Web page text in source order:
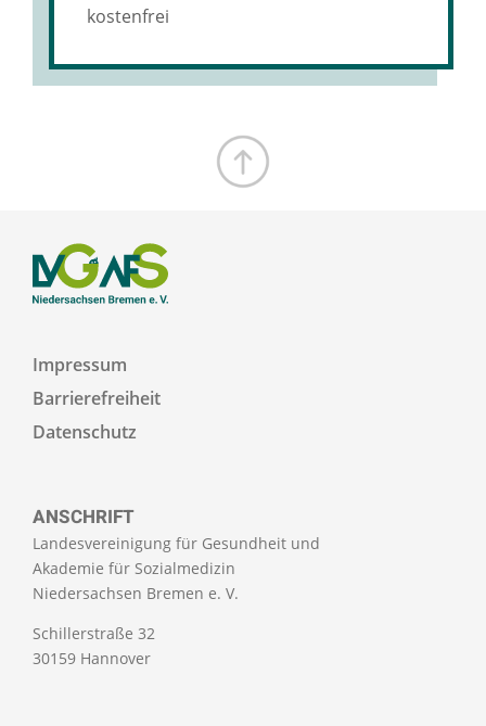
kostenfrei
ANSCHRIFT
Landesvereinigung für Gesundheit und
Akademie für Sozialmedizin
Niedersachsen Bremen e. V.
Schillerstraße 32
30159 Hannover
Impressum
Barrierefreiheit
Datenschutz